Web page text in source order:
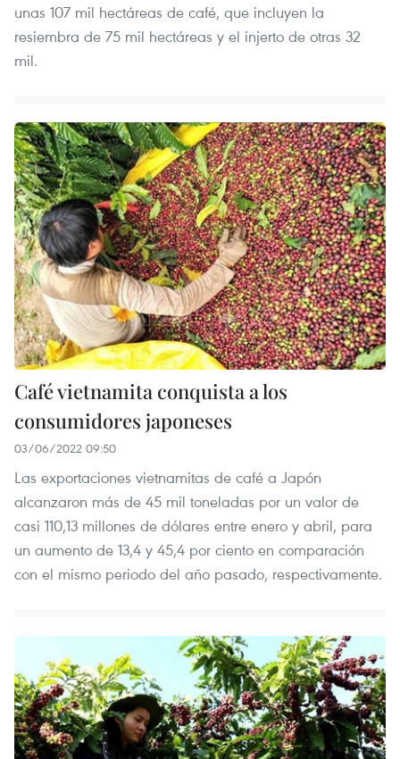
unas 107 mil hectáreas de café, que incluyen la
resiembra de 75 mil hectáreas y el injerto de otras 32
mil.
Café vietnamita conquista a los
consumidores japoneses
03/06/2022 09:50
Las exportaciones vietnamitas de café a Japón
alcanzaron más de 45 mil toneladas por un valor de
casi 110,13 millones de dólares entre enero y abril, para
un aumento de 13,4 y 45,4 por ciento en comparación
con el mismo periodo del año pasado, respectivamente.